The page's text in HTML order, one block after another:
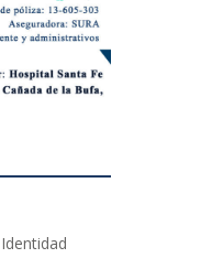
Identidad